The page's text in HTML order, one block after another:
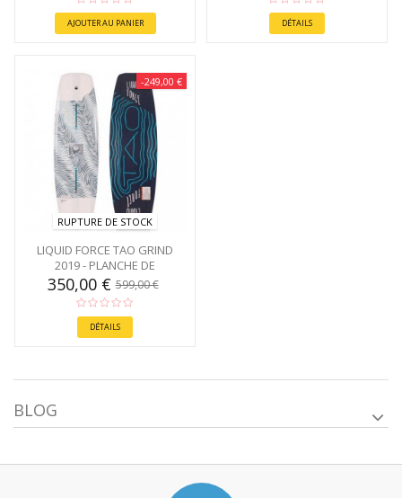
AJOUTER AU PANIER DÉTAILS
-249,00 €
RUPTURE DE STOCK
LIQUID FORCE TAO GRIND
2019 - PLANCHE DE
WAKEBOARD
350,00 €599,00 €
DÉTAILS
BLOG